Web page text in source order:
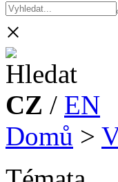
×
CZ / EN
Domů >